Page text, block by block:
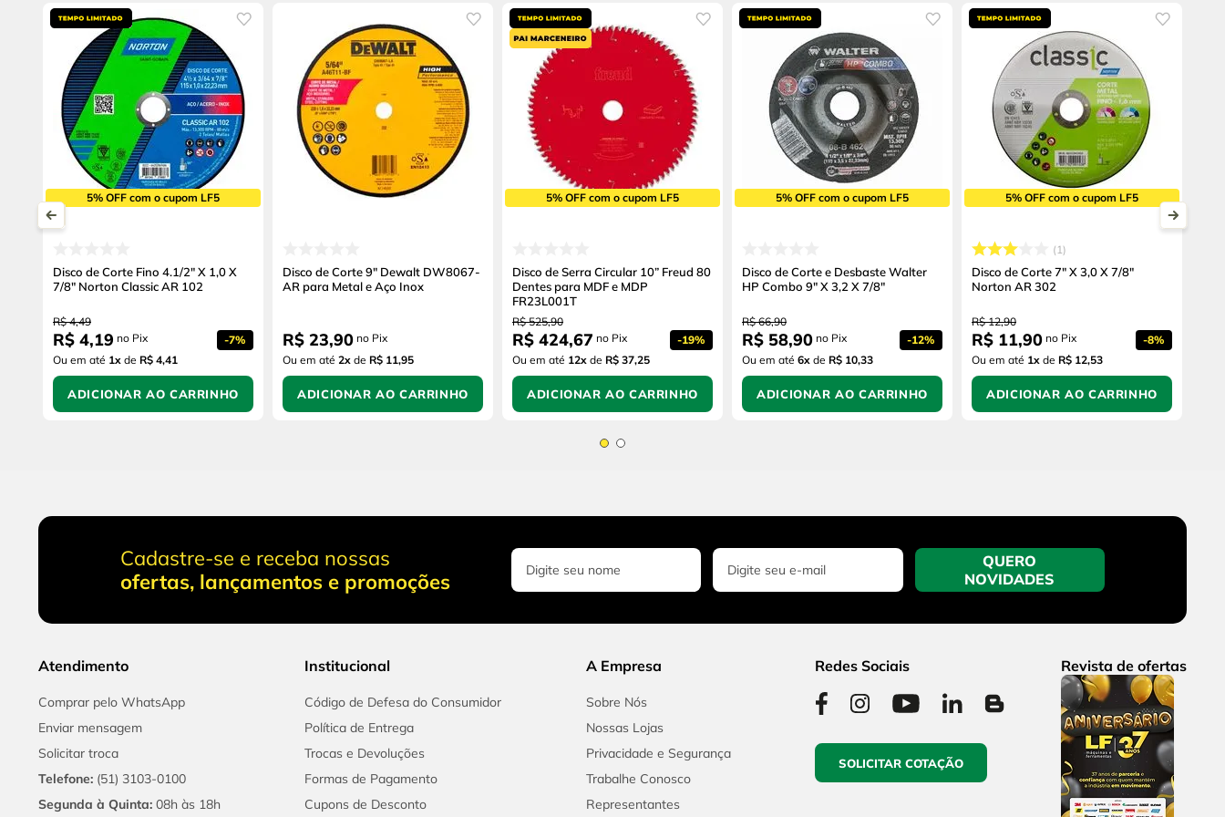
5% OFF com o cupom LF5
Disco de Corte Fino 4.1/2" X 1,0 X
7/8" Norton Classic AR 102
R$ 4,49
R$ 4,19 no Pix -7%
Ou em até 1x de R$ 4,41
ADICIONAR AO CARRINHO
Disco de Corte 9" Dewalt DW8067-
AR para Metal e Aço Inox
R$ 23,90 no Pix
Ou em até 2x de R$ 11,95
ADICIONAR AO CARRINHO
5% OFF com o cupom LF5
Disco de Serra Circular 10” Freud 80
Dentes para MDF e MDP
FR23L001T
R$ 525,90
R$ 424,67 no Pix -19%
Ou em até 12x de R$ 37,25
ADICIONAR AO CARRINHO
5% OFF com o cupom LF5
Disco de Corte e Desbaste Walter
HP Combo 9" X 3,2 X 7/8"
R$ 66,90
R$ 58,90 no Pix -12%
Ou em até 6x de R$ 10,33
ADICIONAR AO CARRINHO
5% OFF com o cupom LF5
1
Disco de Corte 7" X 3,0 X 7/8"
Norton AR 302
R$ 12,90
R$ 11,90 no Pix -8%
Ou em até 1x de R$ 12,53
ADICIONAR AO CARRINHO
Cadastre-se e receba nossas
ofertas, lançamentos e promoções
QUERO
NOVIDADES
Atendimento
Comprar pelo WhatsApp
Enviar mensagem
Solicitar troca
Telefone: (51) 3103-0100
Segunda à Quinta: 08h às 18h
Institucional
Código de Defesa do Consumidor
Política de Entrega
Trocas e Devoluções
Formas de Pagamento
Cupons de Desconto
A Empresa
Sobre Nós
Nossas Lojas
Privacidade e Segurança
Trabalhe Conosco
Representantes
Redes Sociais
SOLICITAR COTAÇÃO
Revista de ofertas